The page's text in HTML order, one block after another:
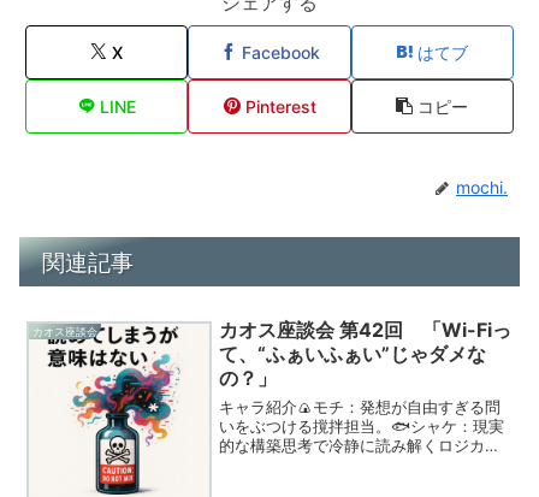
X Facebook はてブ
LINE Pinterest コピー
mochi.
関連記事
カオス座談会
カオス座談会 第42回 「Wi-Fiっ
て、“ふぁいふぁい”じゃダメな
の？」
キャラ紹介🍙モチ：発想が自由すぎる問
いをぶつける撹拌担当。🐟シャケ：現実
的な構築思考で冷静に読み解くロジカル